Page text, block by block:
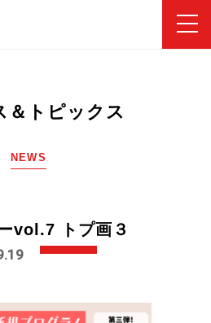
＆トピックス
NEWS
vol.7 トプ画３